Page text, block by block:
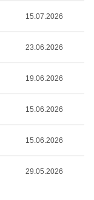
15.07.2026
23.06.2026
19.06.2026
15.06.2026
15.06.2026
29.05.2026